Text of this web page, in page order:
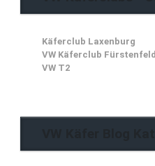
Käferclub Laxenburg
VW Käferclub Fürstenfeld
VW T2